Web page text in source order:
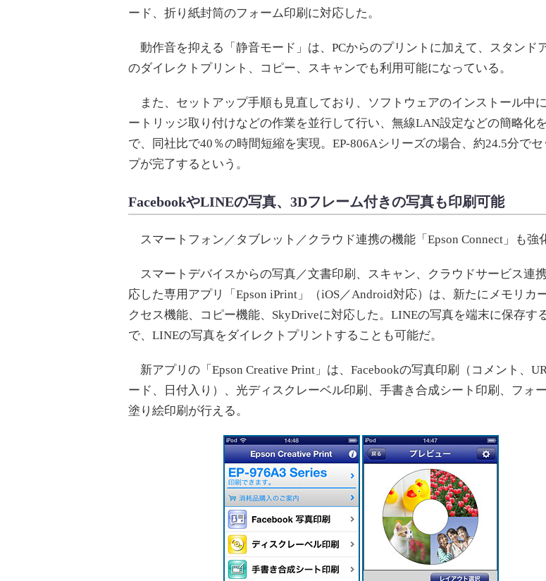
ード、折り紙封筒のフォーム印刷に対応した。
動作音を抑える「静音モード」は、PCからのプリントに加えて、スタンド
のダイレクトプリント、コピー、スキャンでも利用可能になっている。
また、セットアップ手順も見直しており、ソフトウェアのインストール中
ートリッジ取り付けなどの作業を並行して行い、無線LAN設定などの簡略化
で、同社比で40％の時間短縮を実現。EP-806Aシリーズの場合、約24.5分でセ
プが完了するという。
FacebookやLINEの写真、3Dフレーム付きの写真も印刷可能
スマートフォン／タブレット／クラウド連携の機能「Epson Connect」も強
スマートデバイスからの写真／文書印刷、スキャン、クラウドサービス連
応した専用アプリ「Epson iPrint」（iOS／Android対応）は、新たにメモリカ
クセス機能、コピー機能、SkyDriveに対応した。LINEの写真を端末に保存す
で、LINEの写真をダイレクトプリントすることも可能だ。
新アプリの「Epson Creative Print」は、Facebookの写真印刷（コメント、
ード、日付入り）、光ディスクレーベル印刷、手書き合成シート印刷、フォー
塗り絵印刷が行える。